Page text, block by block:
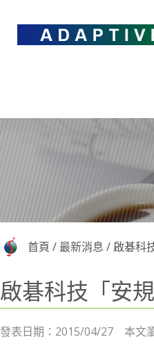
首頁 / 最新消息 /啟碁科
啟碁科技「安
發表日期：2015/04/27 本文